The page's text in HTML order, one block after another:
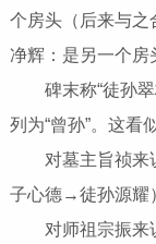
个房头（后来与之
净辉：是另一个房
碑末称“徒孙翠
列为“曾孙”。这看
对墓主旨祯来
子心德→徒孙源耀
对师祖宗振来